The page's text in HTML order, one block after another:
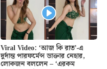
Viral Video: ‘আজ কি রাত’-এ
দুর্দান্ত পারফর্মেন্স ডাক্তার নেহার,
লোকজন বললেন – ‘এরকম